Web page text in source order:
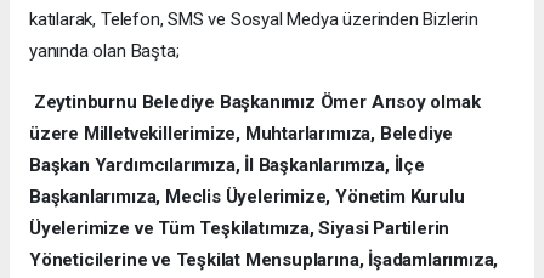
katılarak, Telefon, SMS ve Sosyal Medya üzerinden Bizlerin
yanında olan Başta;
Zeytinburnu Belediye Başkanımız Ömer Arısoy olmak
üzere Milletvekillerimize, Muhtarlarımıza, Belediye
Başkan Yardımcılarımıza, İl Başkanlarımıza, İlçe
Başkanlarımıza, Meclis Üyelerimize, Yönetim Kurulu
Üyelerimize ve Tüm Teşkilatımıza, Siyasi Partilerin
Yöneticilerine ve Teşkilat Mensuplarına, İşadamlarımıza,